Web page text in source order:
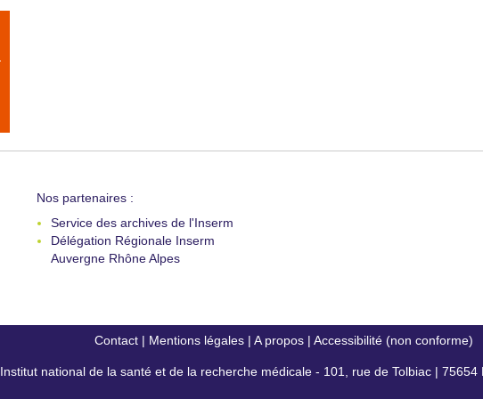
Nos partenaires :
Service des archives de l'Inserm
Délégation Régionale Inserm
Auvergne Rhône Alpes
Contact| Mentions légales| A propos| Accessibilité (non conforme)
Institut national de la santé et de la recherche médicale - 101, rue de Tolbiac | 75654